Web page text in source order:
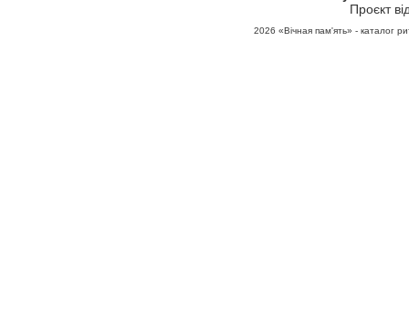
Проєкт
2026 «Вічная пам'ять» - каталог